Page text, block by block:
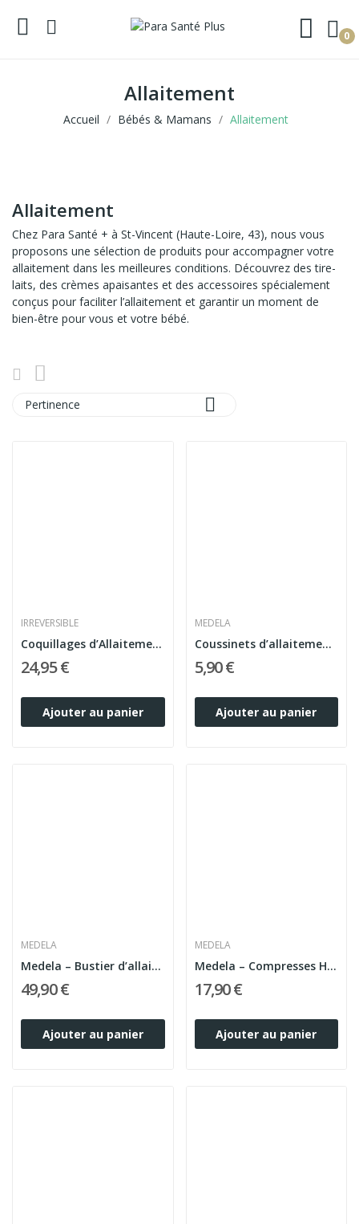
0
Allaitement
Accueil Bébés & Mamans Allaitement
Allaitement
Chez Para Santé + à St-Vincent (Haute-Loire, 43), nous vous
proposons une sélection de produits pour accompagner votre
allaitement dans les meilleures conditions. Découvrez des tire-
laits, des crèmes apaisantes et des accessoires spécialement
conçus pour faciliter l’allaitement et garantir un moment de
bien-être pour vous et votre bébé.
Pertinence 
IRREVERSIBLE
Coquillages d’Allaitement – Soulagement Naturel...
24,95 €
Ajouter au panier
MEDELA
Coussinets d’allaitement ultra-respirants...
5,90 €
Ajouter au panier
MEDELA
Medela – Bustier d’allaitement mains libres –...
49,90 €
Ajouter au panier
MEDELA
Medela – Compresses Hydrogel Apaisantes x4
17,90 €
Ajouter au panier